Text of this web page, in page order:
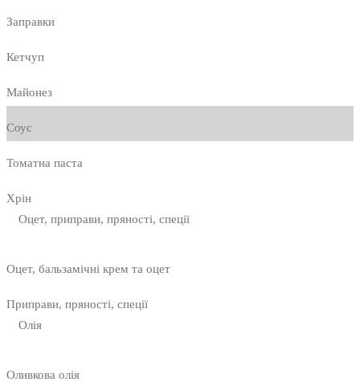
Заправки
Кетчуп
Майонез
Соус
Томатна паста
Хрін
Оцет, приправи, пряності, спеції
Оцет, бальзамічні крем та оцет
Приправи, пряності, спеції
Олія
Оливкова олія